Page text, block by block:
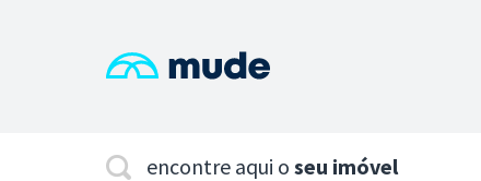
encontre aqui o seu imóvel